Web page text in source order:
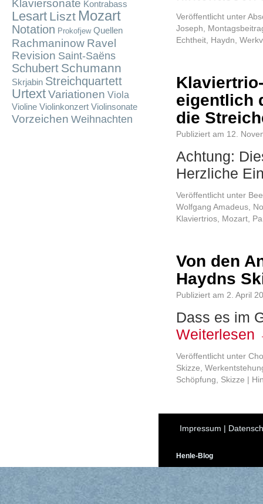
Veröffentlicht unter
Joseph
Echtheit Haydn
eigentlich
die
Publiziert am 12.
Achtung:
Herzliche
Veröffentlicht unter
Wolfgang Amadeus
Klaviertrios Mozart
Von den
Haydns
Publiziert am 2. April
Dass es im
Weiterlesen
Veröffentlicht unter
Skizze
Schöpfung
Skizze |
Klaviersonate Kontrabass
Lesart Liszt Mozart
Notation Prokofjew Quellen
Rachmaninow Ravel
Revision Saint-Saëns
Schubert Schumann
Skrjabin Streichquartett
UrtextVariationen Viola
Violine Violinkonzert Violinsonate
Vorzeichen Weihnachten
Impressum |
Henle-Blog